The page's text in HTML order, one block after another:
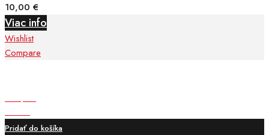
10,00 €
Viac info
Wishlist
Compare
Pridať do košíka